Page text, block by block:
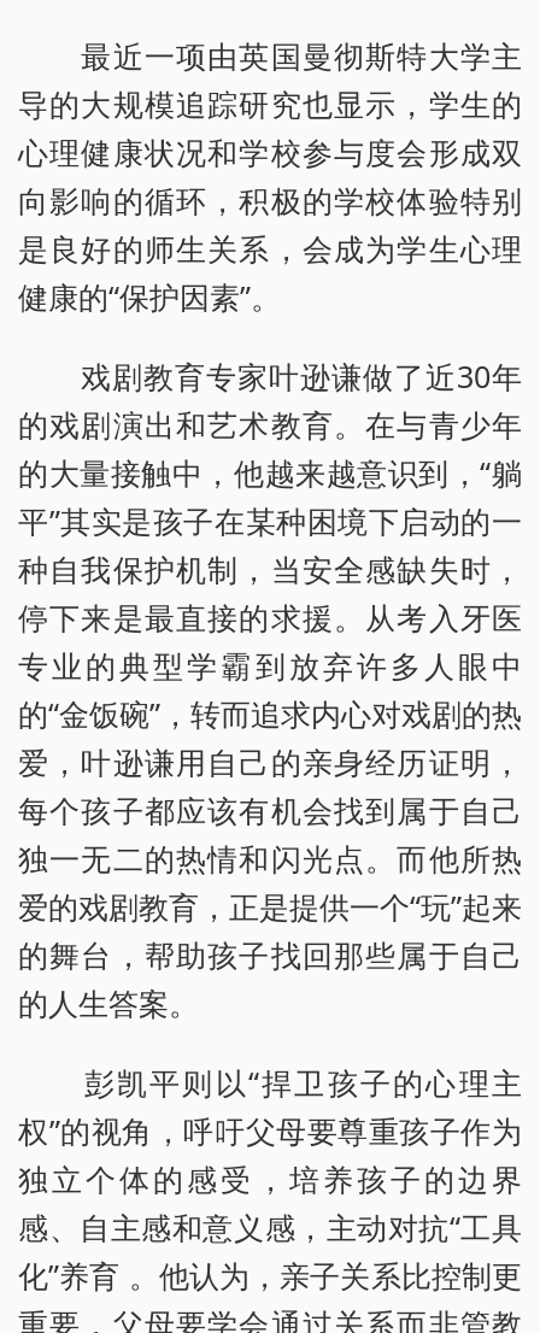
最近一项由英国曼彻斯特大学主
导的大规模追踪研究也显示，学生的
心理健康状况和学校参与度会形成双
向影响的循环，积极的学校体验特别
是良好的师生关系，会成为学生心理
健康的“保护因素”。
戏剧教育专家叶逊谦做了近30年
的戏剧演出和艺术教育。在与青少年
的大量接触中，他越来越意识到，“躺
平”其实是孩子在某种困境下启动的一
种自我保护机制，当安全感缺失时，
停下来是最直接的求援。从考入牙医
专业的典型学霸到放弃许多人眼中
的“金饭碗”，转而追求内心对戏剧的热
爱，叶逊谦用自己的亲身经历证明，
每个孩子都应该有机会找到属于自己
独一无二的热情和闪光点。而他所热
爱的戏剧教育，正是提供一个“玩”起来
的舞台，帮助孩子找回那些属于自己
的人生答案。
彭凯平则以“捍卫孩子的心理主
权”的视角，呼吁父母要尊重孩子作为
独立个体的感受，培养孩子的边界
感、自主感和意义感，主动对抗“工具
化”养育 。他认为，亲子关系比控制更
重要，父母要学会通过关系而非管教